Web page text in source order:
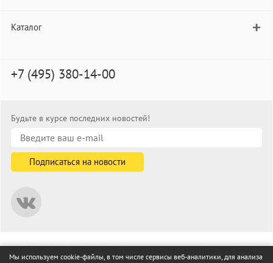
Каталог
+7 (495) 380-14-00
Будьте в курсе последних новостей!
© informat.ru — Интернет-магазин канцелярских товаров. 2001—
Мы используем cookie-файлы, в том числе сервисы веб-аналитики, для анализа